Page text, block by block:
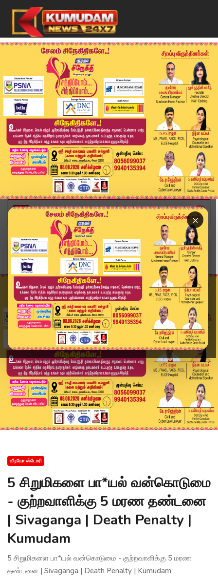
×
Home
வீடியோ ஸ்டோரி
5 சிறுமிகளை பா*யல் வன்கொடுமை - குற்றவாளிக்கு 5 ...
வீடியோ ஸ்டோரி
5 சிறுமிகளை பா*யல் வன்கொடுமை
- குற்றவாளிக்கு 5 மரண தண்டனை
| Sivaganga | Death Penalty |
Kumudam
5 சிறுமிகளை பா*யல் வன்கொடுமை - குற்றவாளிக்கு 5 மரண
தண்டனை | Sivaganga | Death Penalty | Kumudam